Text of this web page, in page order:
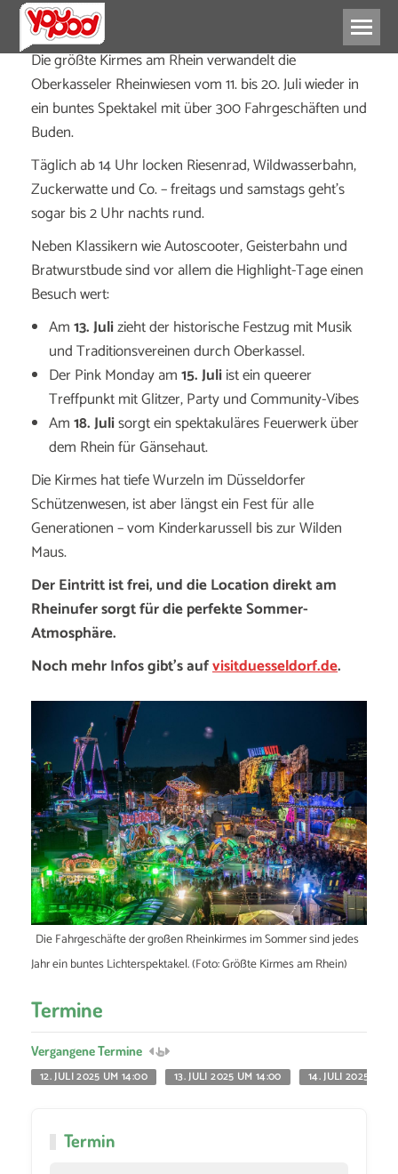
Die größte Kirmes am Rhein verwandelt die
Oberkasseler Rheinwiesen vom 11. bis 20. Juli wieder in
ein buntes Spektakel mit über 300 Fahrgeschäften und
Buden.
Täglich ab 14 Uhr locken Riesenrad, Wildwasserbahn,
Zuckerwatte und Co. – freitags und samstags geht’s
sogar bis 2 Uhr nachts rund.
Neben Klassikern wie Autoscooter, Geisterbahn und
Bratwurstbude sind vor allem die Highlight-Tage einen
Besuch wert:
Am13. Julizieht der historische Festzug mit Musik
und Traditionsvereinen durch Oberkassel.
Der Pink Monday am15. Juliist ein queerer
Treffpunkt mit Glitzer, Party und Community-Vibes
Am18. Julisorgt ein spektakuläres Feuerwerk über
dem Rhein für Gänsehaut.
Die Kirmes hat tiefe Wurzeln im Düsseldorfer
Schützenwesen, ist aber längst ein Fest für alle
Generationen – vom Kinderkarussell bis zur Wilden
Maus.
Der Eintritt ist frei, und die Location direkt am
Rheinufer sorgt für die perfekte Sommer-
Atmosphäre.
Noch mehr Infos gibt’s aufvisitduesseldorf.de.
Die Fahrgeschäfte der großen Rheinkirmes im Sommer sind jedes
Jahr ein buntes Lichterspektakel. (Foto: Größte Kirmes am Rhein)
Termine
Vergangene Termine
12. JULI 2025 UM 14:00
13. JULI 2025 UM 14:00 14. JULI 2025 UM
Termin